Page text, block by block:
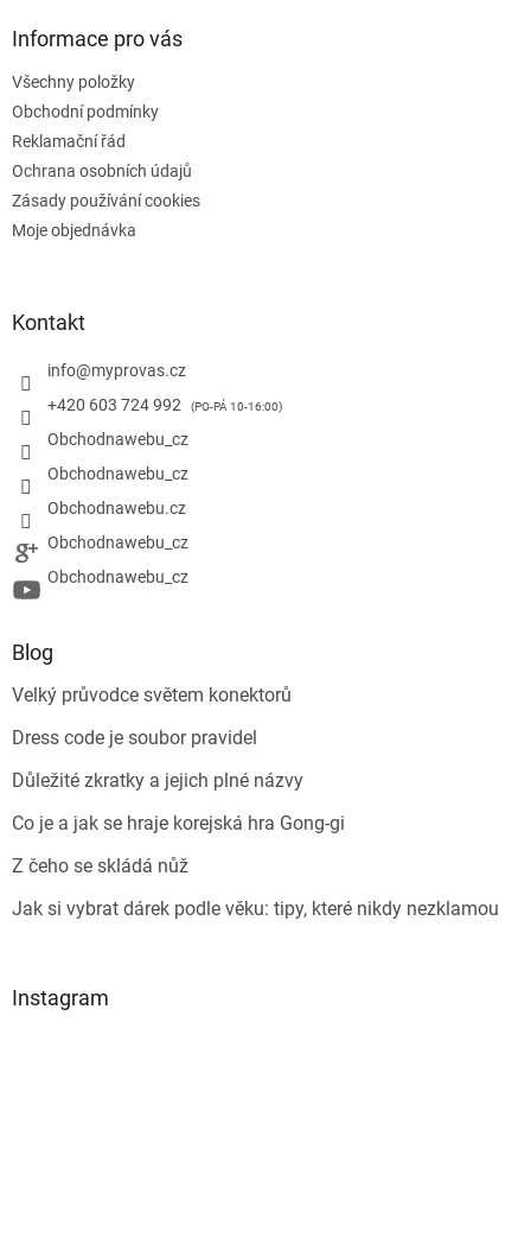
Informace pro vás
Všechny položky
Obchodní podmínky
Reklamační řád
Ochrana osobních údajů
Zásady používání cookies
Moje objednávka
Kontakt
info@myprovas.cz
+420 603 724 992
Obchodnawebu_cz
Obchodnawebu_cz
Obchodnawebu.cz
Obchodnawebu_cz
Obchodnawebu_cz
Blog
Velký průvodce světem konektorů
Dress code je soubor pravidel
Důležité zkratky a jejich plné názvy
Co je a jak se hraje korejská hra Gong-gi
Z čeho se skládá nůž
Jak si vybrat dárek podle věku: tipy, které nikdy nezklamou
Instagram